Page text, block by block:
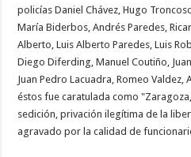
policías Daniel Chávez, Hugo
María Biderbos, Andrés Paredes,
Alberto, Luis Alberto Paredes, Luis
Diego Diferding, Manuel Coutiño,
Juan Pedro Lacuadra, Romeo
éstos fue caratulada como
sedición, privación ilegítima de la
agravado por la calidad de